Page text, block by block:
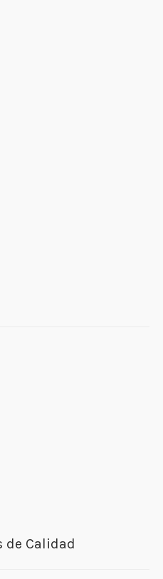
de Calidad